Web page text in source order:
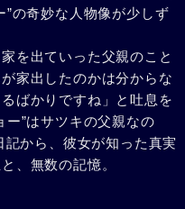
”の奇妙な人物像が少しず
を出ていった父親のこと
家出したのかは分からな
ばかりですね」と吐息を
ー”はサツキの父親なの
記から、彼女が知った真実
、無数の記憶。